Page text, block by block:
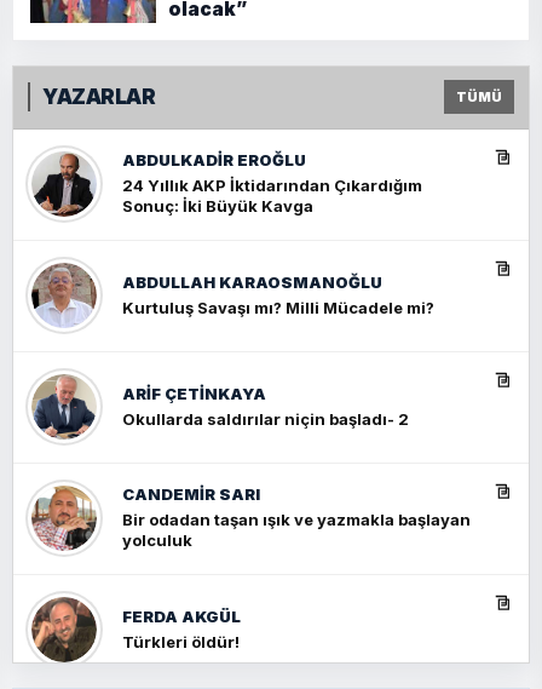
olacak”
YAZARLAR TÜMÜ
ABDULKADIR EROĞLU
24 Yıllık AKP İktidarından Çıkardığım
Sonuç: İki Büyük Kavga
ABDULLAH KARAOSMANOĞLU
Kurtuluş Savaşı mı? Milli Mücadele mi?
ARIF ÇETİNKAYA
Okullarda saldırılar niçin başladı- 2
CANDEMIR SARI
Bir odadan taşan ışık ve yazmakla başlayan
yolculuk
FERDA AKGÜL
Türkleri öldür!